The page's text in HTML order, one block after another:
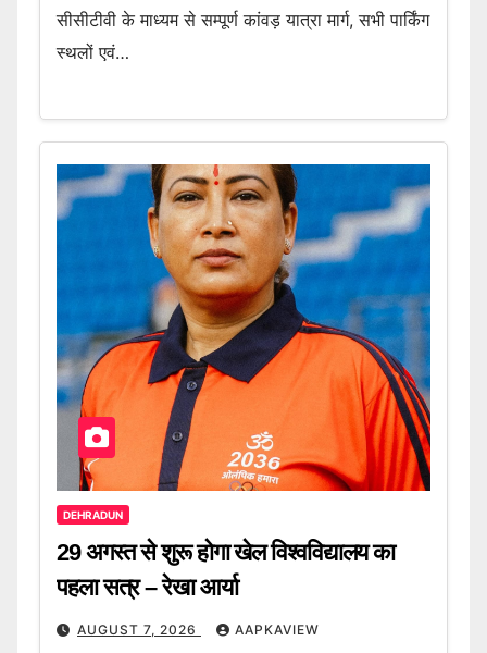
सीसीटीवी के माध्यम से सम्पूर्ण कांवड़ यात्रा मार्ग, सभी पार्किंग
स्थलों एवं…
DEHRADUN
29 अगस्त से शुरू होगा खेल विश्वविद्यालय का
पहला सत्र – रेखा आर्या
AUGUST 7, 2026 AAPKAVIEW